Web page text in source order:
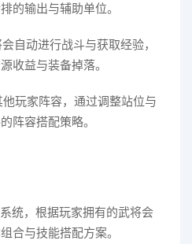
的输出与辅助单位。
自动进行战斗与获取经验，
收益与装备掉落。
玩家阵容，通过调整站位与
阵容搭配策略。
统，根据玩家拥有的武将会
合与技能搭配方案。